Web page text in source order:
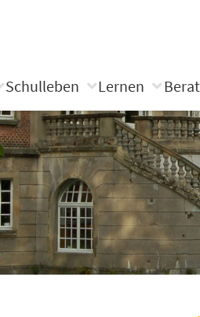
Schulleben Lernen